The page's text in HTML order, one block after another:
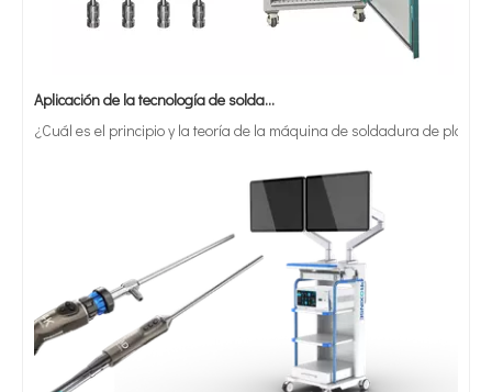
¿Cuál es el principio y la teoría de la máquina de soldadura de